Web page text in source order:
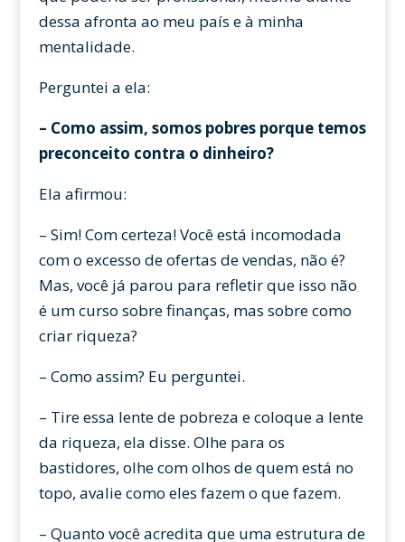
dessa afronta ao meu país e à minha
mentalidade.
Perguntei a ela:
– Como assim, somos pobres porque temos
preconceito contra o dinheiro?
Ela afirmou:
– Sim! Com certeza! Você está incomodada
com o excesso de ofertas de vendas, não é?
Mas, você já parou para refletir que isso não
é um curso sobre finanças, mas sobre como
criar riqueza?
– Como assim? Eu perguntei.
– Tire essa lente de pobreza e coloque a lente
da riqueza, ela disse. Olhe para os
bastidores, olhe com olhos de quem está no
topo, avalie como eles fazem o que fazem.
– Quanto você acredita que uma estrutura de